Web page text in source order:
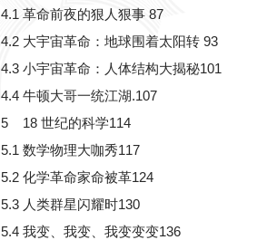
4.1 革命前夜的狠人狠事 87
4.2 大宇宙革命：地球围着太阳转 93
4.3 小宇宙革命：人体结构大揭秘101
4.4 牛顿大哥一统江湖.107
5 18 世纪的科学114
5.1 数学物理大咖秀117
5.2 化学革命家命被革124
5.3 人类群星闪耀时130
5.4 我变、我变、我变变变136